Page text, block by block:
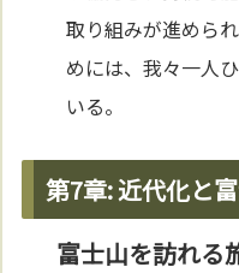
取り組みが進められ
めには、我々一人
いる。
第7章: 近代化と
富士山を訪れる